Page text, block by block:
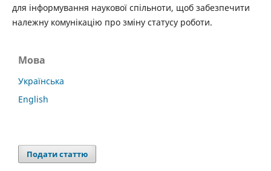
для інформування наукової спільноти, щоб забезпечити
належну комунікацію про зміну статусу роботи.
Мова
Українська
English
Подати статтю